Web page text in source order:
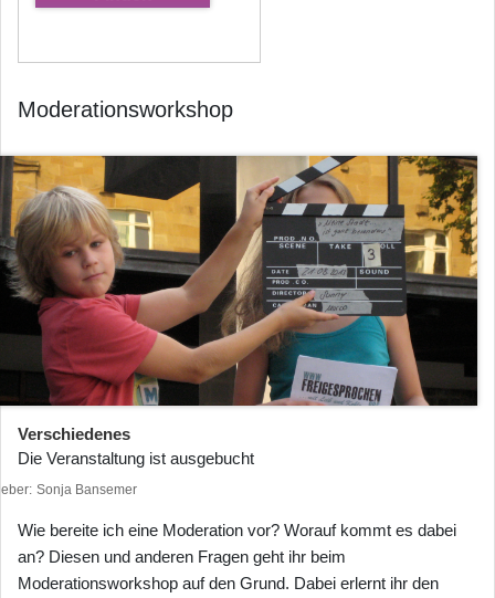
Moderationsworkshop
Verschiedenes
Die Veranstaltung ist ausgebucht
Sonja Bansemer
Wie bereite ich eine Moderation vor? Worauf kommt es dabei
an? Diesen und anderen Fragen geht ihr beim
Moderationsworkshop auf den Grund. Dabei erlernt ihr den